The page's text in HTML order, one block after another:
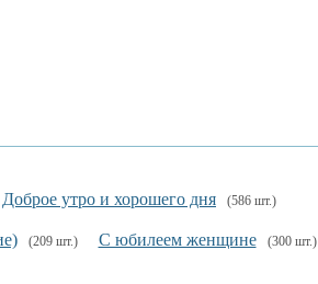
Доброе утро и хорошего дня (586 шт.)
(209 шт.) С юбилеем женщине (300 шт.)